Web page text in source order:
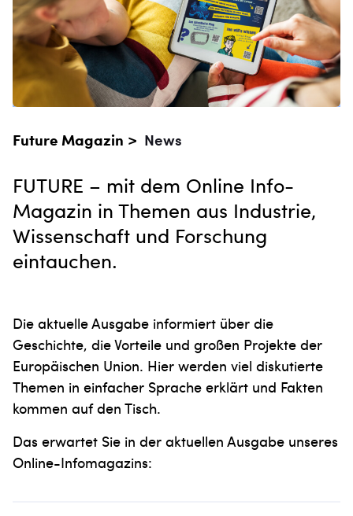
Future Magazin > News
FUTURE – mit dem Online Info-
Magazin in Themen aus Industrie,
Wissenschaft und Forschung
eintauchen.
Die aktuelle Ausgabe informiert über die
Geschichte, die Vorteile und großen Projekte der
Europäischen Union. Hier werden viel diskutierte
Themen in einfacher Sprache erklärt und Fakten
kommen auf den Tisch.
Das erwartet Sie in der aktuellen Ausgabe unseres
Online-Infomagazins: